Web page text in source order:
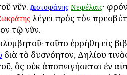
νῦν. Ἀριστοφάνης Νεφέλαις·
λέγει πρὸς τὸν
τῷ νῦν.
τοῦτο ἐρρήθη εἰς
διὰ τὸ δυσνόητον, Δηλίου
ὃς οὐκ ἀποπνιγήσεται ἐν